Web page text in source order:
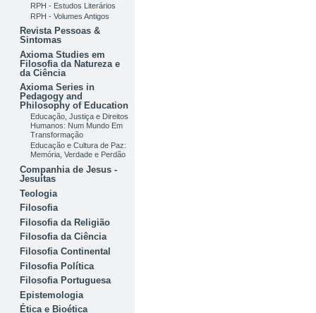
RPH - Estudos Literários
RPH - Volumes Antigos
Revista Pessoas &
Sintomas
Axioma Studies em
Filosofia da Natureza e
da Ciência
Axioma Series in
Pedagogy and
Philosophy of Education
Educação, Justiça e Direitos
Humanos: Num Mundo Em
Transformação
Educação e Cultura de Paz:
Memória, Verdade e Perdão
Companhia de Jesus -
Jesuítas
Teologia
Filosofia
Filosofia da Religião
Filosofia da Ciência
Filosofia Continental
Filosofia Política
Filosofia Portuguesa
Epistemologia
Ética e Bioética